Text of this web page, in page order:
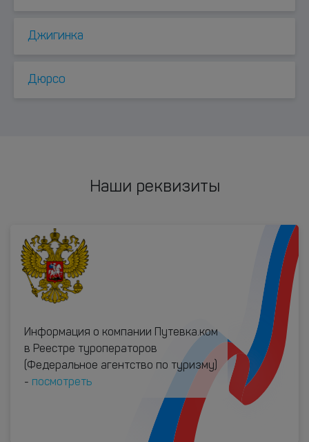
Джигинка
Дюрсо
Наши реквизиты
Информация о компании Путевка.ком
в Реестре туроператоров
(Федеральное агентство по туризму)
- посмотреть